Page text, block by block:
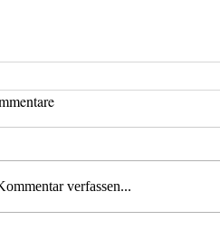
Wechselklamotten
verfassen...